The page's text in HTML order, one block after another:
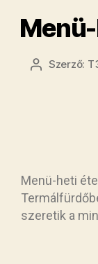
Szerző:
Menü-heti
szeretik a